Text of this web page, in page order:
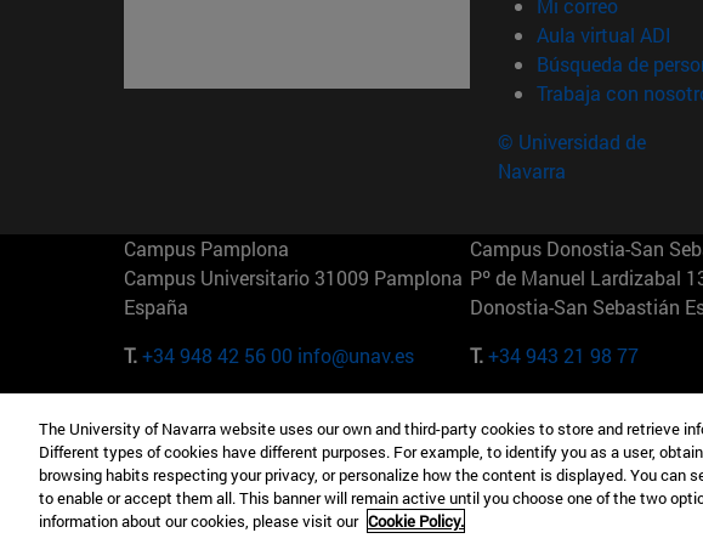
Mi correo
Aula virtual ADI
Búsqueda de
Trabaja con
© Universidad de
Navarra
Campus Pamplona
Campus Universitario 31009 Pamplona
España
T.+34 948 42 56 00 info@unav.es
Campus Donostia-San
Pº de Manuel Lardizabal
Donostia-San Sebastián
T.+34 943 21 98 77
Camino del Cerro Águila 3 28023
Madrid España
T.+34 912 11 30 00
165 W 57th St 10019-
EE.UU
T.+1 646 346 8850
The University of Navarra website uses our own and third-party cookies to store and retrieve
Different types of cookies have different purposes. For example, to identify you as a user,
browsing habits respecting your privacy, or personalize how the content is displayed. You can
to enable or accept them all. This banner will remain active until you choose one of the two
information about our cookies, please visit our Cookie Policy.